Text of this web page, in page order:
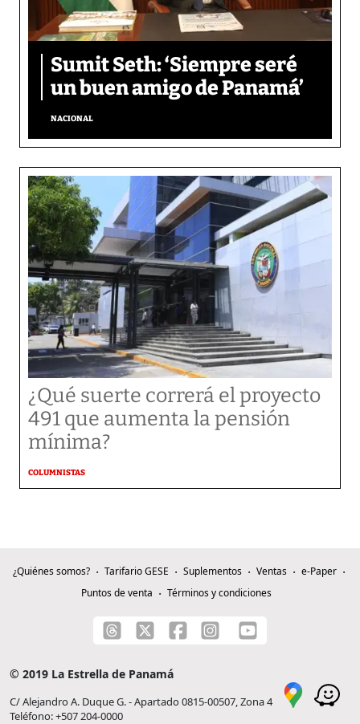
Sumit Seth: ‘Siempre seré
un buen amigo de Panamá’
NACIONAL
¿Qué suerte correrá el proyecto
491 que aumenta la pensión
mínima?
COLUMNISTAS
¿Quiénes somos? Tarifario GESE Suplementos Ventas
e-Paper
Puntos de venta
Términos y condiciones
© 2019 La Estrella de Panamá
C/ Alejandro A. Duque G. - Apartado 0815-00507, Zona 4
Teléfono: +507 204-0000